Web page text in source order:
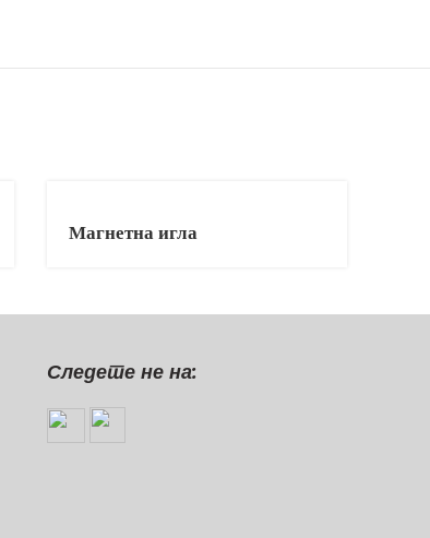
Магнетна игла
Следете не на: